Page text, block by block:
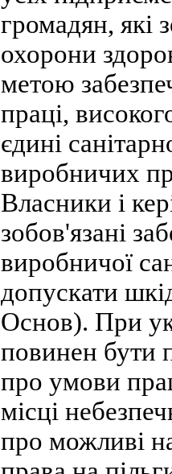
громадян, які
охорони
метою
праці,
єдині
виробничих
Власники і
зобов'язані
виробничої
допускати
Основ). При
повинен бути
про умови
місці
про можливі